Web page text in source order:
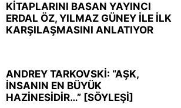
KİTAPLARINI BASAN YAYINCI
ERDAL ÖZ, YILMAZ GÜNEY İLE İLK
KARŞILAŞMASINI ANLATIYOR
ANDREY TARKOVSKİ: “AŞK,
İNSANIN EN BÜYÜK
HAZİNESİDİR…” [SÖYLEŞİ]